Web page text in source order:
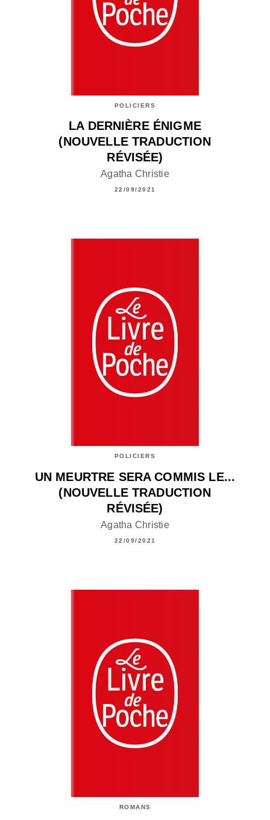
POLICIERS
LA DERNIÈRE ÉNIGME
(NOUVELLE TRADUCTION
RÉVISÉE)
Agatha Christie
22/09/2021
POLICIERS
UN MEURTRE SERA COMMIS LE...
(NOUVELLE TRADUCTION
RÉVISÉE)
Agatha Christie
22/09/2021
ROMANS